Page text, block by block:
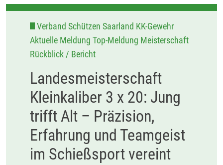
Verband Schützen Saarland KK-Gewehr
Aktuelle Meldung Top-Meldung Meisterschaft
Rückblick / Bericht
Landesmeisterschaft
Kleinkaliber 3 x 20: Jung
trifft Alt – Präzision,
Erfahrung und Teamgeist
im Schießsport vereint